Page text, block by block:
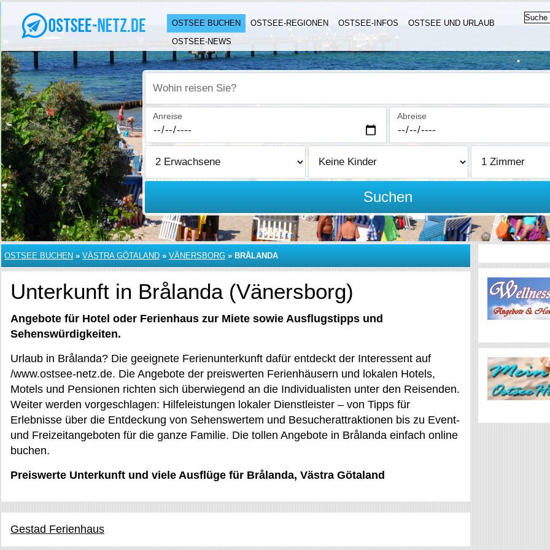
OSTSEE BUCHEN OSTSEE-REGIONEN OSTSEE-INFOS
OSTSEE UND URLAUB
OSTSEE-NEWS
Wohin reisen Sie?
Anreise Abreise
Suchen
OSTSEE BUCHEN » VÄSTRA GÖTALAND » VÄNERSBORG » BRÅLANDA
Unterkunft in Brålanda (Vänersborg)
Angebote für Hotel oder Ferienhaus zur Miete sowie Ausflugstipps und
Sehenswürdigkeiten.
Urlaub in Brålanda? Die geeignete Ferienunterkunft dafür entdeckt der Interessent auf
/www.ostsee-netz.de. Die Angebote der preiswerten Ferienhäusern und lokalen Hotels,
Motels und Pensionen richten sich überwiegend an die Individualisten unter den Reisenden.
Weiter werden vorgeschlagen: Hilfeleistungen lokaler Dienstleister – von Tipps für
Erlebnisse über die Entdeckung von Sehenswertem und Besucherattraktionen bis zu Event-
und Freizeitangeboten für die ganze Familie. Die tollen Angebote in Brålanda einfach online
buchen.
Preiswerte Unterkunft und viele Ausflüge für Brålanda, Västra Götaland
Gestad Ferienhaus